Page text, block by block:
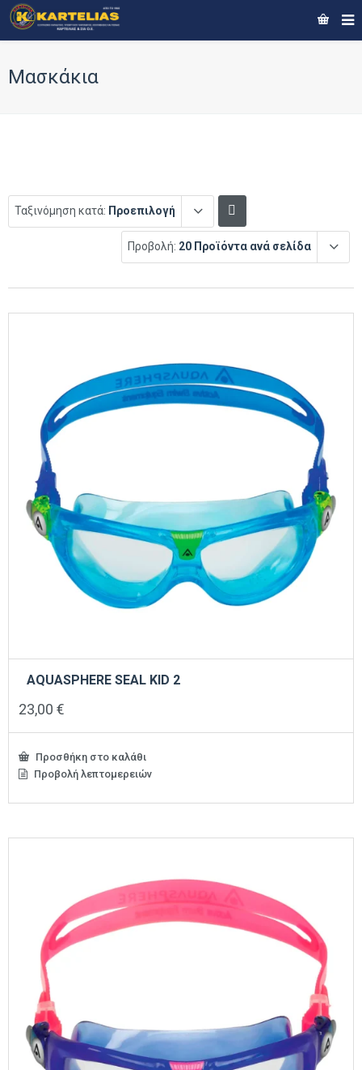
Μασκάκια
Ταξινόμηση κατά: Προεπιλογή
Προβολή: 20 Προϊόντα ανά σελίδα
AQUASPHERE SEAL KID 2
23,00 €
Προσθήκη στο καλάθι
Προβολή λεπτομερειών